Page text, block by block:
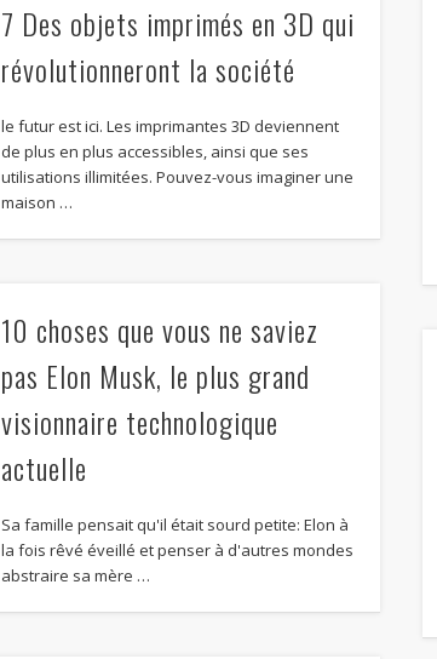
7 Des objets imprimés en 3D qui
révolutionneront la société
le futur est ici. Les imprimantes 3D deviennent
de plus en plus accessibles, ainsi que ses
utilisations illimitées. Pouvez-vous imaginer une
maison …
10 choses que vous ne saviez
pas Elon Musk, le plus grand
visionnaire technologique
actuelle
Sa famille pensait qu'il était sourd petite: Elon à
la fois rêvé éveillé et penser à d'autres mondes
abstraire sa mère …